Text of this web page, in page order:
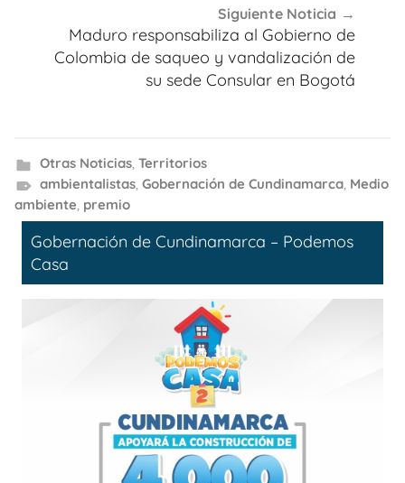
Siguiente Noticia
Maduro responsabiliza al Gobierno de
Colombia de saqueo y vandalización de
su sede Consular en Bogotá
Otras Noticias, Territorios
ambientalistas, Gobernación de Cundinamarca, Medio
ambiente, premio
Gobernación de Cundinamarca – Podemos
Casa